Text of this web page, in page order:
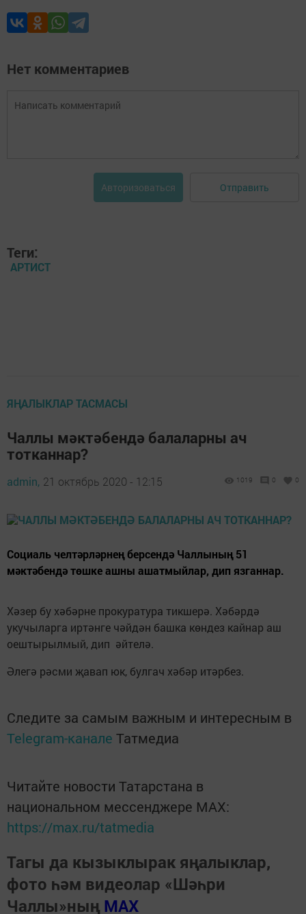
Нет комментариев
Авторизоваться Отправить
Теги:
АРТИСТ
ЯҢАЛЫКЛАР ТАСМАСЫ
Чаллы мәктәбендә балаларны ач
тотканнар?
admin, 21 октябрь 2020 - 12:15 1019 0 0
Социаль челтәрләрнең берсендә Чаллының 51
мәктәбендә төшке ашны ашатмыйлар, дип язганнар.
Хәзер бу хәбәрне прокуратура тикшерә. Хәбәрдә
укучыларга иртәнге чәйдән башка көндез кайнар аш
оештырылмый, дип әйтелә.
Әлегә рәсми җавап юк, булгач хәбәр итәрбез.
Следите за самым важным и интересным в
Telegram-канале Татмедиа
Читайте новости Татарстана в
национальном мессенджере MАХ:
https://max.ru/tatmedia
Тагы да кызыклырак яңалыклар,
фото һәм видеолар «Шәһри
Чаллы»ның MAX